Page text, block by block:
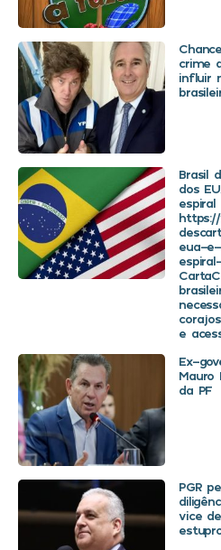
crime
influir
Brasil
dos
espiral
eua-
e
Ex-
Mauro
da PF
PGR
vice